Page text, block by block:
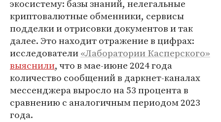
экосистему: базы знаний, нелегальные
криптовалютные обменники, сервисы
подделки и отрисовки документов и так
далее. Это находит отражение в цифрах:
исследователи«Лаборатории Касперского»
выяснили, что в мае-июне 2024 года
количество сообщений в даркнет-каналах
мессенджера выросло на 53 процента в
сравнению с аналогичным периодом 2023
года.